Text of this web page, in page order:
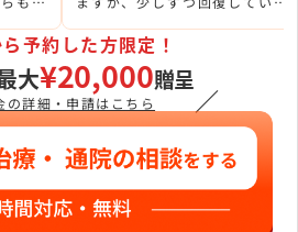
予約した方限定！
大¥20,000贈呈
の詳細・申請はこちら ／